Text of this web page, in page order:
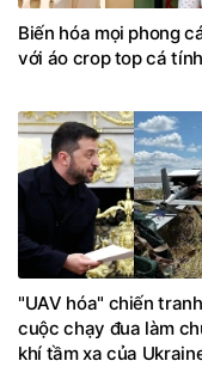
Biến hóa mọi phong
với áo crop top cá tính
"UAV hóa" chiến
cuộc chạy đua làm
khí tầm xa của